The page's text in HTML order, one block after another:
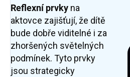
Reflexní prvky na
aktovce zajišťují, že dítě
bude dobře viditelné i za
zhoršených světelných
podmínek. Tyto prvky
jsou strategicky